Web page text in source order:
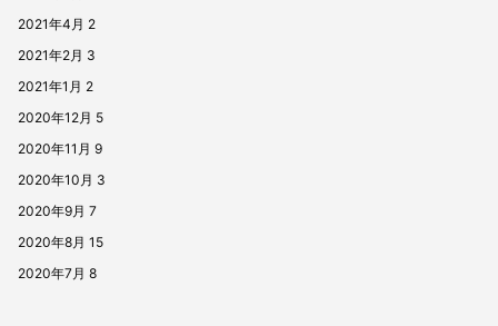
2021年4月 2
2021年2月 3
2021年1月 2
2020年12月 5
2020年11月 9
2020年10月 3
2020年9月 7
2020年8月 15
2020年7月 8